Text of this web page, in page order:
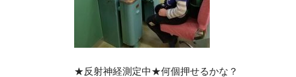
★反射神経測定中★何個押せるかな？